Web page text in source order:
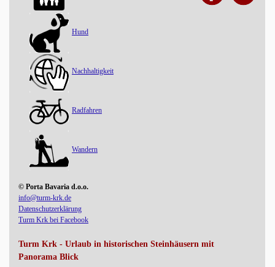
Hund
Nachhaltigkeit
Radfahren
Wandern
© Porta Bavaria d.o.o.
info@turm-krk.de
Datenschutzerklärung
Turm Krk bei Facebook
Turm Krk - Urlaub in historischen Steinhäusern mit
Panorama Blick